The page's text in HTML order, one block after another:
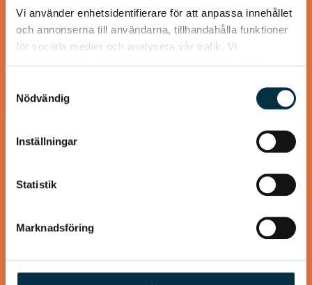
Vi använder enhetsidentifierare för att anpassa innehållet
och annonserna till användarna, tillhandahålla funktioner
för sociala medier och analysera vår trafik. Vi
annons- och analysföretag som vi samarbetar med.
Dessa kan i sin tur kombinera informationen med annan
information som du har tillhandahållit eller som de har
samlat in när du har använt deras tjänster.
Nödvändig
Inställningar
Statistik
Marknadsföring
Choucroute garnie
Den berömda surkålsgrytan från Alsace är underbar
är lång men grytan går bra att förbereda…